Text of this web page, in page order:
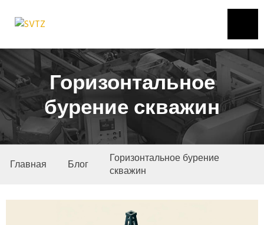
Горизонтальное
бурение скважин
Главная Блог
Горизонтальное бурение
скважин